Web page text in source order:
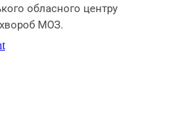
обласного центру
МОЗ.